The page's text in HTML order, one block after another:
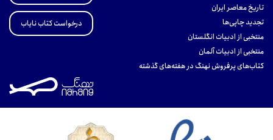
تاریخ معاصر ایران
تجدید چاپی‌ها
منتخبی از ادبیات انگلستان
منتخبی از ادبیات آلمان
کتاب‌های پرفروش نهنگ در هفته‌های گذشته
درخواست کتاب نایاب